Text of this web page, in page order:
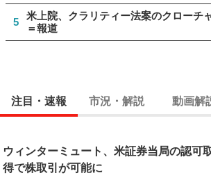
5
米上院、クラリティー法案のクローチ
＝報道
注目・速報 市況・解説 動画解
ウィンターミュート、米証券当局の認可
得で株取引が可能に